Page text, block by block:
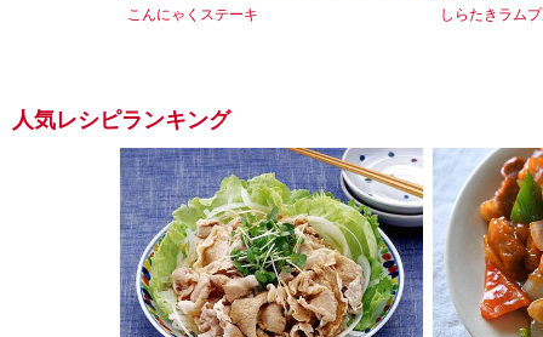
こんにゃくステーキ しらたきラム
人気レシピランキング